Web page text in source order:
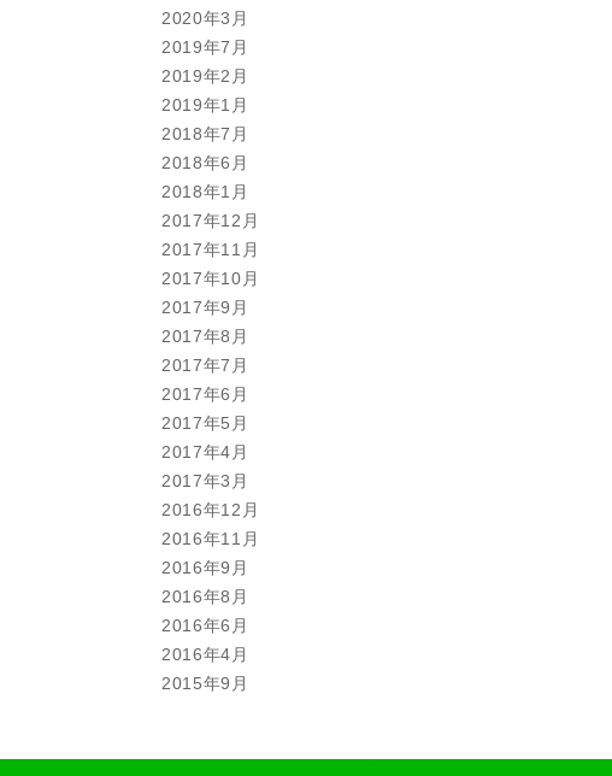
2020年3月
2019年7月
2019年2月
2019年1月
2018年7月
2018年6月
2018年1月
2017年12月
2017年11月
2017年10月
2017年9月
2017年8月
2017年7月
2017年6月
2017年5月
2017年4月
2017年3月
2016年12月
2016年11月
2016年9月
2016年8月
2016年6月
2016年4月
2015年9月